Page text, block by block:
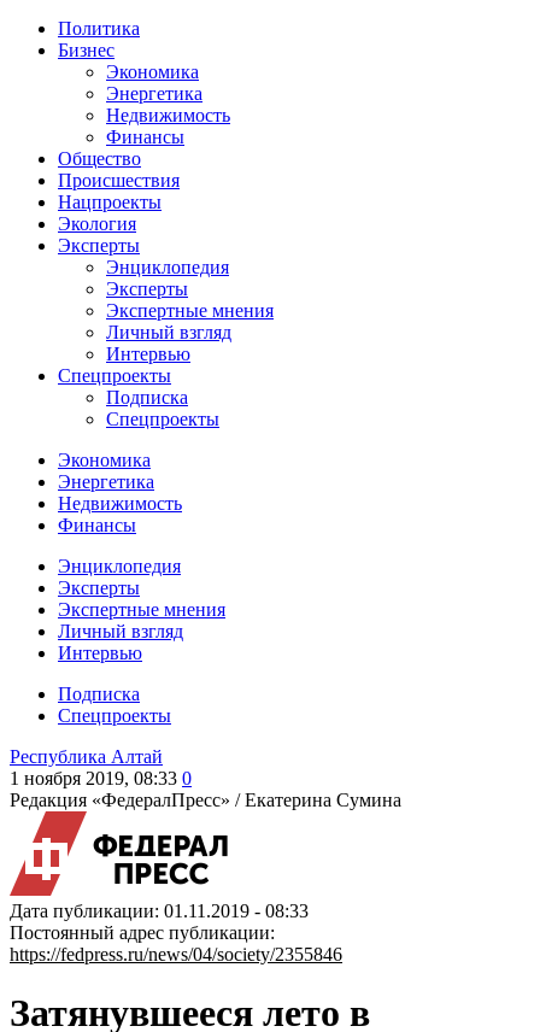
Политика
Бизнес
Экономика
Энергетика
Недвижимость
Финансы
Общество
Происшествия
Нацпроекты
Экология
Эксперты
Энциклопедия
Эксперты
Экспертные мнения
Личный взгляд
Интервью
Спецпроекты
Подписка
Спецпроекты
Экономика
Энергетика
Недвижимость
Финансы
Энциклопедия
Эксперты
Экспертные мнения
Личный взгляд
Интервью
Подписка
Спецпроекты
Республика Алтай
1 ноября 2019, 08:33 0
Редакция «ФедералПресс» /Екатерина Сумина
Дата публикации: 01.11.2019 - 08:33
Постоянный адрес публикации:
https://fedpress.ru/news/04/society/2355846
Затянувшееся лето в